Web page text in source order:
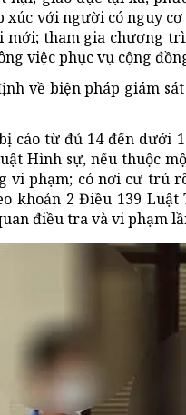
với người có nguy
tham gia chương
việc phục vụ cộng
về biện pháp giám
cáo từ đủ 14 đến dưới
Hình sự, nếu thuộc
vi phạm; có nơi cư trú
khoản 2 Điều 139
điều tra và vi phạm